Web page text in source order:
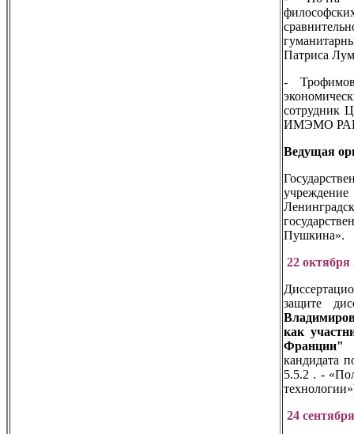
Патриса
-
сотрудник
ИМЭМО РАН
Ведущая
Пушкина».
22 октября
защите
как
Франции"
кандидата
5.5.2 . -
24